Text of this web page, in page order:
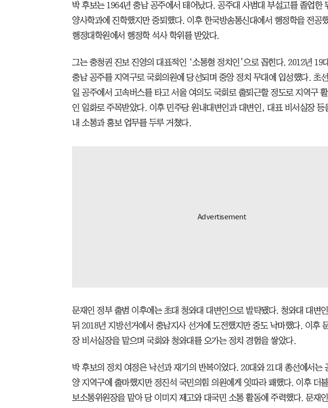
박 후보는 1964년 충남 공주에서 태어났다. 공주대 사범대 부설고를 졸업한
양사학과에 진학했지만 중퇴했다. 이후 한국방송통신대에서 행정학을 전공
행정대학원에서 행정학 석사 학위를 받았다.
그는 충청권 진보 진영의 대표적인 ‘소통형 정치인’으로 꼽힌다. 2012년 19
충남 공주를 지역구로 국회의원에 당선되며 중앙 정치 무대에 입성했다. 초
일 공주에서 고속버스를 타고 서울 여의도 국회로 출퇴근할 정도로 지역구
인 일화로 주목받았다. 이후 민주당 원내대변인과 대변인, 대표 비서실장 등
내 소통과 홍보 업무를 두루 거쳤다.
문재인 정부 출범 이후에는 초대 청와대 대변인으로 발탁됐다. 청와대 대변
뒤 2018년 지방선거에서 충남지사 선거에 도전했지만 중도 낙마했다. 이후
장 비서실장을 맡으며 국회와 청와대를 오가는 정치 경험을 쌓았다.
박 후보의 정치 여정은 낙선과 재기의 반복이었다. 20대와 21대 총선에서는
양 지역구에 출마했지만 정진석 국민의힘 의원에게 잇따라 패했다. 이후 더
보소통위원장을 맡아 당 이미지 제고와 대국민 소통 활동에 주력했다. 문재